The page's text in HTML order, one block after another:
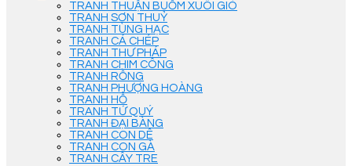
TRANH THUẬN BUỒM XUÔI GIÓ
TRANH SƠN THUỶ
TRANH TÙNG HẠC
TRANH CÁ CHÉP
TRANH THƯ PHÁP
TRANH CHIM CÔNG
TRANH RỒNG
TRANH PHƯỢNG HOÀNG
TRANH HỔ
TRANH TỨ QUÝ
TRANH ĐẠI BÀNG
TRANH CON DÊ
TRANH CON GÀ
TRANH CÂY TRE